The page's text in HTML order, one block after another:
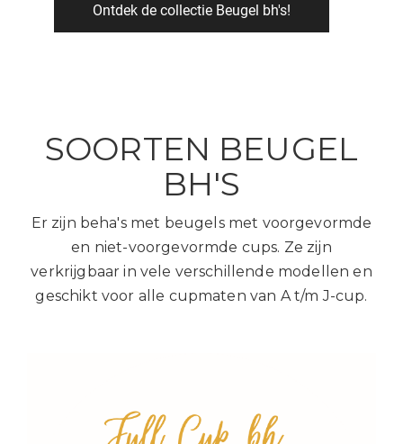
Ontdek de collectie Beugel bh's!
SOORTEN BEUGEL
BH'S
Er zijn beha's met beugels met voorgevormde
en niet-voorgevormde cups. Ze zijn
verkrijgbaar in vele verschillende modellen en
geschikt voor alle cupmaten van A t/m J-cup.